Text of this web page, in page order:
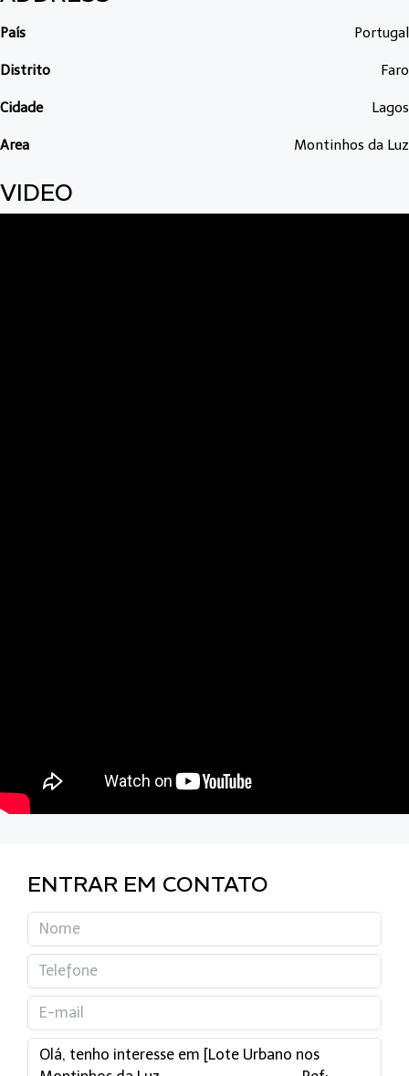
País Portugal
Distrito Faro
Cidade Lagos
Area Montinhos da Luz
VIDEO
ENTRAR EM CONTATO